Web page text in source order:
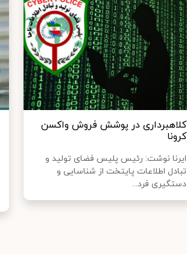
کلاهبرداری در پوشش فروش واکسن
کرونا
ایرنا نوشت: رئیس پلیس فضای تولید و
تبادل اطلاعات پایتخت از شناسایی و
دستگیری فرد...